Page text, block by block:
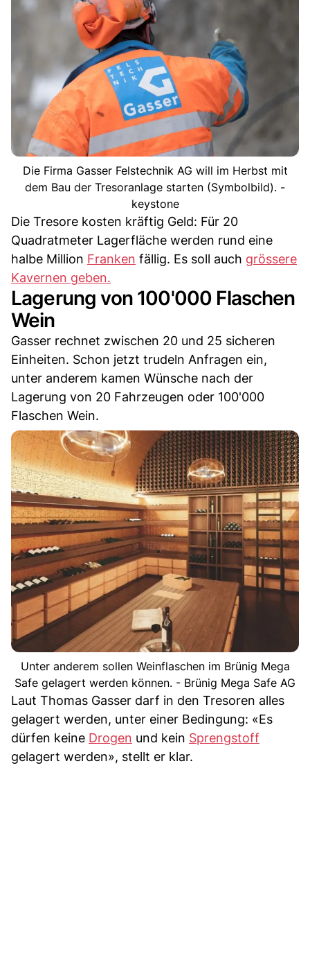
Die Firma Gasser Felstechnik AG will im Herbst mit
dem Bau der Tresoranlage starten (Symbolbild). -
keystone
Die Tresore kosten kräftig Geld: Für 20
Quadratmeter Lagerfläche werden rund eine
halbe Million Franken fällig. Es soll auch grössere
Kavernen geben.
Lagerung von 100'000 Flaschen
Wein
Gasser rechnet zwischen 20 und 25 sicheren
Einheiten. Schon jetzt trudeln Anfragen ein,
unter anderem kamen Wünsche nach der
Lagerung von 20 Fahrzeugen oder 100'000
Flaschen Wein.
Unter anderem sollen Weinflaschen im Brünig Mega
Safe gelagert werden können. - Brünig Mega Safe AG
Laut Thomas Gasser darf in den Tresoren alles
gelagert werden, unter einer Bedingung: «Es
dürfen keine Drogen und kein Sprengstoff
gelagert werden», stellt er klar.